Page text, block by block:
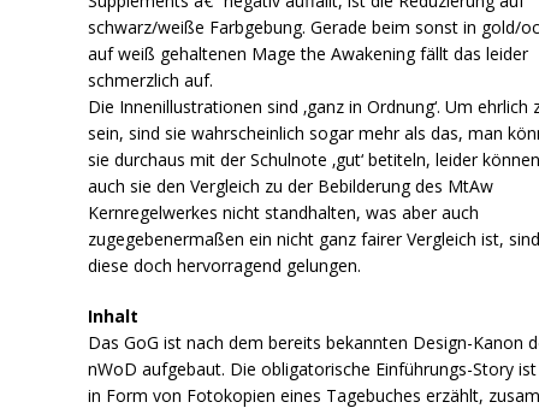
schwarz/weiße Farbgebung. Gerade beim sonst in gold/
auf weiß gehaltenen Mage the Awakening fällt das leider
schmerzlich auf.
Die Innenillustrationen sind ‚ganz in Ordnung‘. Um ehrlich
sein, sind sie wahrscheinlich sogar mehr als das, man
sie durchaus mit der Schulnote ‚gut‘ betiteln, leider
auch sie den Vergleich zu der Bebilderung des MtAw
Kernregelwerkes nicht standhalten, was aber auch
zugegebenermaßen ein nicht ganz fairer Vergleich ist,
diese doch hervorragend gelungen.
Inhalt
Das GoG ist nach dem bereits bekannten Design-Kanon
nWoD aufgebaut. Die obligatorische Einführungs-Story
in Form von Fotokopien eines Tagebuches erzählt,